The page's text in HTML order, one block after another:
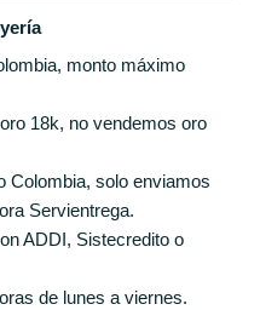
monto máximo
18k, no vendemos oro
Colombia, solo enviamos
Servientrega.
ADDI, Sistecredito o
de lunes a viernes.